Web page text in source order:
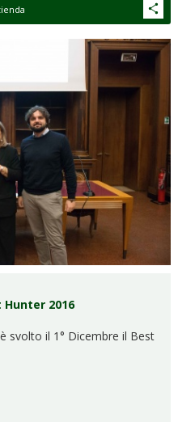
2016
svolto il 1° Dicembre il Best